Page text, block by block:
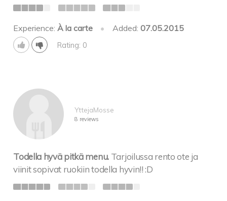
Experience:À la carte • Added: 07.05.2015
Rating: 0
YttejaMosse
8 reviews
Todella hyvä pitkä menu. Tarjoilussa rento ote ja
viinit sopivat ruokiin todella hyvin!! :D